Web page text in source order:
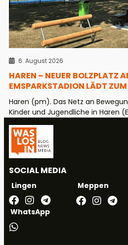
6. August 2026
HAREN – NEUER BOLZPLATZ
EMSPARKSTADION LÄDT
Haren (pm). Das Netz an
Kinder und Jugendliche in Haren
SOCIAL MEDIA
Lingen Meppen
WhatsApp